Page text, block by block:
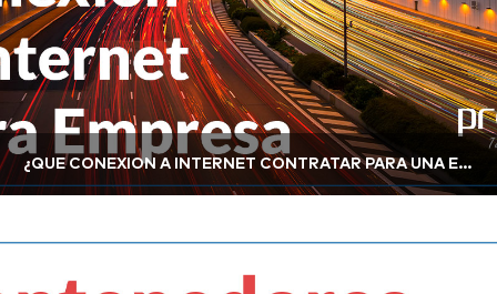
¿QUÉ CONEXIÓN A INTERNET CONTRATAR PARA UNA EMPRESA?